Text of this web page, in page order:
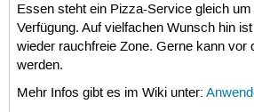
Essen steht ein Pizza-Service gleich
Verfügung. Auf vielfachen Wunsch hin
wieder rauchfreie Zone. Gerne kann vor
werden.
Mehr Infos gibt es im Wiki unter: